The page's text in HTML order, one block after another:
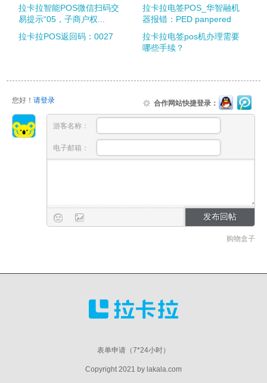
拉卡拉智能POS微信扫码交
易提示“05，子商户权...
拉卡拉电签POS_华智融机
器报错：PED panpered
拉卡拉POS返回码：0027
拉卡拉电签pos机办理需要
哪些手续？
您好！ 请登录 合作网站快捷登录：
游客名称：
电子邮箱：
购物盒子
表单申请（7*24小时）
Copyright 2021 by lakala.com